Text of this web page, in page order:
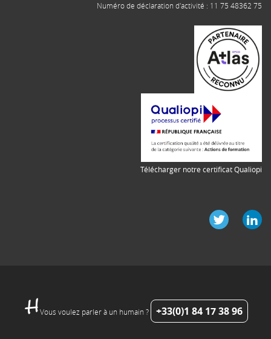
Numéro de déclaration d'activité : 11 75 48362 75
Télécharger notre certificat Qualiopi
Vous voulez parler à un humain ? +33(0)1 84 17 38 96